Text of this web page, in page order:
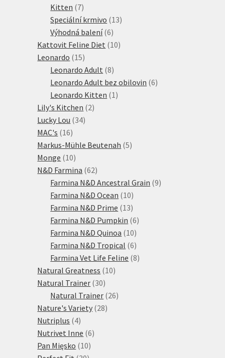
Kitten 77
produktů
Speciální krmivo 1313
Výhodná balení 66
produktů
Kattovit Feline Diet 1010
Leonardo 1515
produktů
Leonardo Adult 88
produktů
Leonardo Adult bez obilovin 66
Leonardo Kitten 1 1
Lily's Kitchen 22
Lucky Lou 3434
MAC's 1616
produktů
Markus-Mühle Beutenah 55
Monge 1010
produktů
N&D Farmina 6262
produktů
Farmina N&D Ancestral Grain 99
Farmina N&D Ocean 1010
produktů
Farmina N&D Prime 1313
produktů
Farmina N&D Pumpkin 66
Farmina N&D Quinoa 1010
produktů
Farmina N&D Tropical 66
produktů
Farmina Vet Life Feline 88
Natural Greatness 1010
Natural Trainer 3030
produktů
Natural Trainer 2626
Nature's Variety 2828
Nutriplus 44
produkty
Nutrivet Inne 66
Pan Mięsko 1010